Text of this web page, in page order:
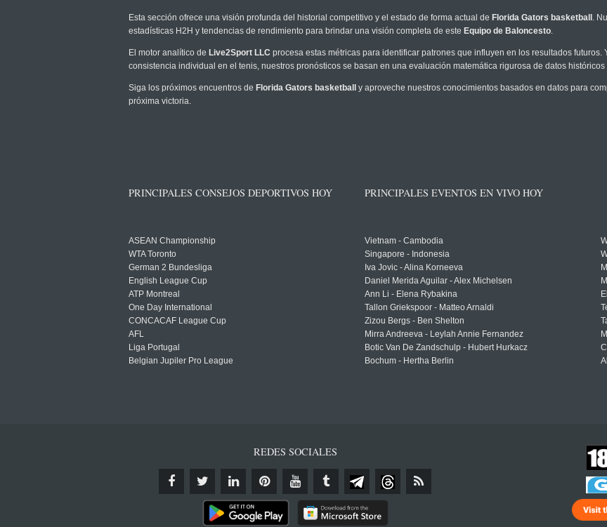
Esta sección ofrece una visión profunda del historial competitivo y el estado de forma actual de Florida Gators basketball .
estadísticas H2H y tendencias de rendimiento para brindar una visión completa de este Equipo de Baloncesto.
El motor analítico de Live2Sport LLC procesa estas métricas para identificar patrones que influyen en los resultados
consistencia individual en el tenis, nuestros pronósticos se basan en una evaluación matemática rigurosa de datos
Siga los próximos encuentros de Florida Gators basketball
y aproveche nuestros conocimientos basados en datos para
próxima victoria.
PRINCIPALES CONSEJOS DEPORTIVOS HOY
ASEAN Championship
WTA Toronto
German 2 Bundesliga
English League Cup
ATP Montreal
One Day International
CONCACAF League Cup
AFL
Liga Portugal
Belgian Jupiler Pro League
PRINCIPALES EVENTOS EN VIVO HOY
Vietnam - Cambodia
Singapore - Indonesia
Iva Jovic - Alina Korneeva
Daniel Merida Aguilar - Alex Michelsen
Ann Li - Elena Rybakina
Tallon Griekspoor - Matteo Arnaldi
Zizou Bergs - Ben Shelton
Mirra Andreeva - Leylah Annie Fernandez
Botic Van De Zandschulp - Hubert Hurkacz
Bochum - Hertha Berlin
REDES SOCIALES